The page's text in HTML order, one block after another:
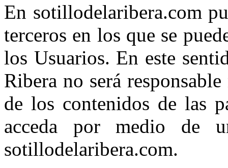
En sotillodelaribera.com
terceros en los que se
los Usuarios. En este
Ribera no será
de los contenidos de las
acceda por medio de
sotillodelaribera.com.